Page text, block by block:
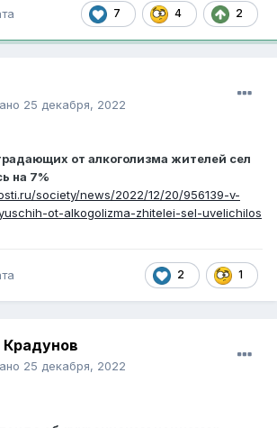
7 4 2
25 декабря, 2022
от алкоголизма жителей сел
на 7%
society/news/2022/12/20/956139-v-
ot-alkogolizma-zhitelei-sel-uvelichilos
2 1
Крадунов
25 декабря, 2022